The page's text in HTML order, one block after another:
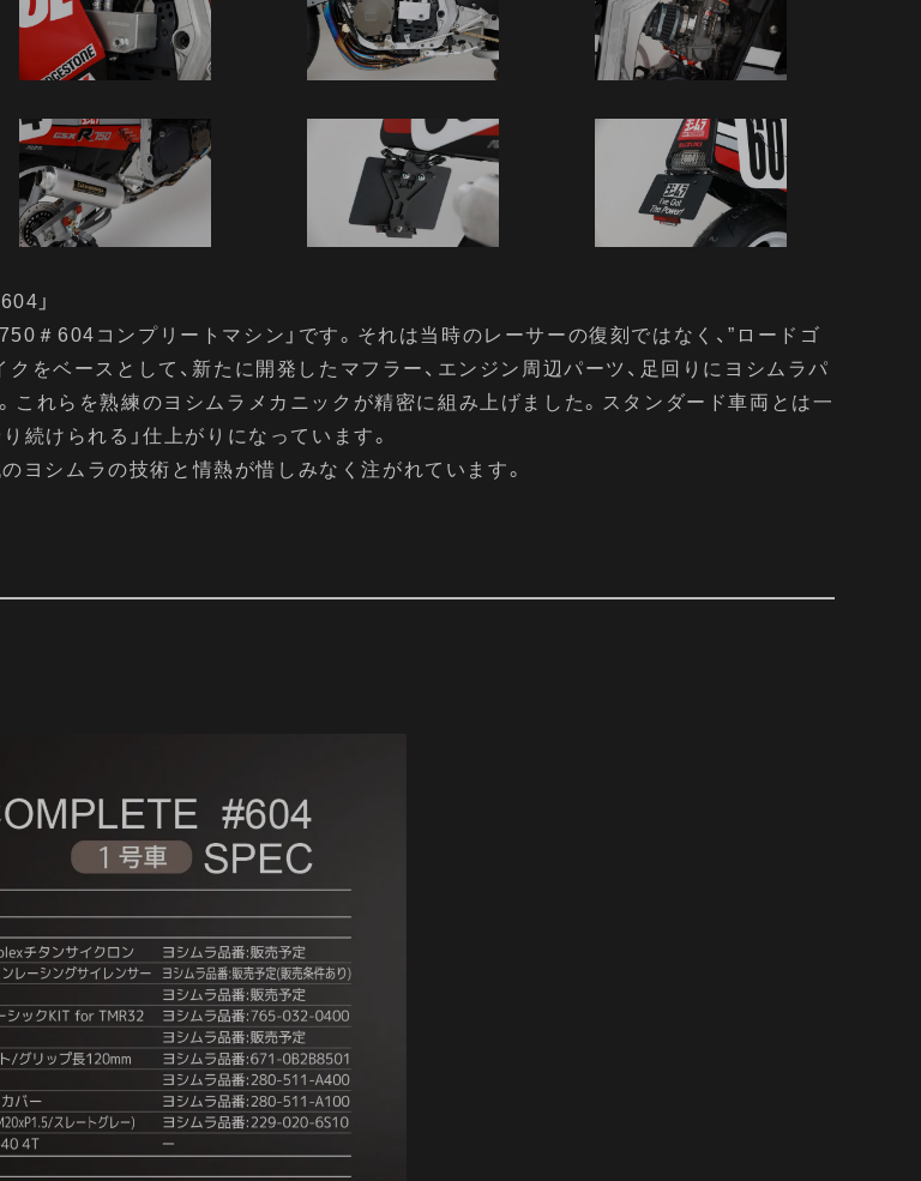
」
＃604コンプリートマシン」です。それは当時のレーサーの復刻ではなく、”ロードゴ
をベースとして、新たに開発したマフラー、エンジン周辺パーツ、足回りにヨシムラパ
これらを熟練のヨシムラメカニックが精密に組み上げました。スタンダード車両とは一
続けられる」仕上がりになっています。
ヨシムラの技術と情熱が惜しみなく注がれています。